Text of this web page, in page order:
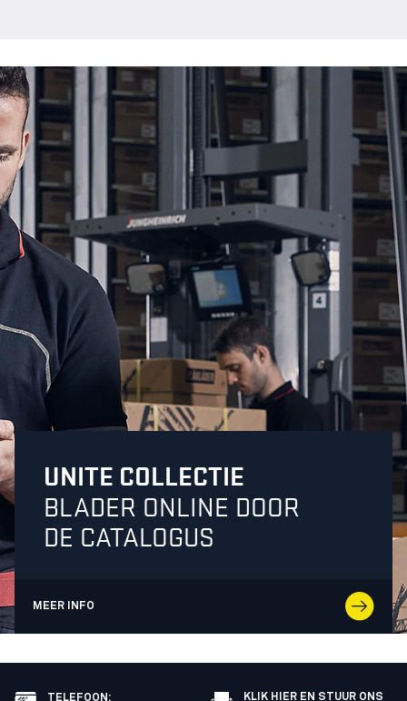
UNITE COLLECTIE
BLADER ONLINE DOOR
DE CATALOGUS
MEER INFO
TELEFOON :
KLIK HIER EN STUUR ONS